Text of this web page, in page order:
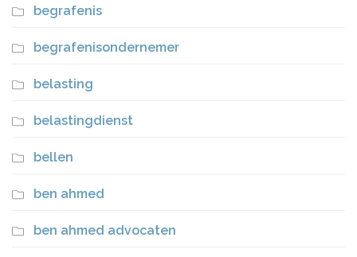
begrafenis
begrafenisondernemer
belasting
belastingdienst
bellen
ben ahmed
ben ahmed advocaten